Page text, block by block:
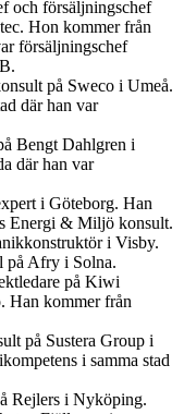
och försäljningschef
Hon kommer från
försäljningschef
på Sweco i Umeå.
där han var
Bengt Dahlgren i
där han var
i Göteborg. Han
Energi & Miljö konsult.
i Visby.
på Afry i Solna.
på Kiwi
Han kommer från
på Sustera Group i
i samma stad
Rejlers i Nyköping.